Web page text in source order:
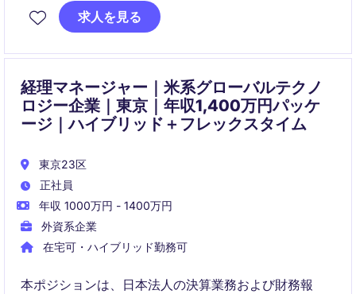
ンです。PEファンド株主や経営陣と連携しながら、企
業価値向上に直結する重要な役割を担っていただきま
求人を見る
経理マネージャー｜米系グローバルテクノ
ロジー企業｜東京｜年収1,400万円パッケ
ージ｜ハイブリッド＋フレックスタイム
東京23区
正社員
年収 1000万円 - 1400万円
外資系企業
在宅可・ハイブリッド勤務可
本ポジションは、日本法人の決算業務および財務報